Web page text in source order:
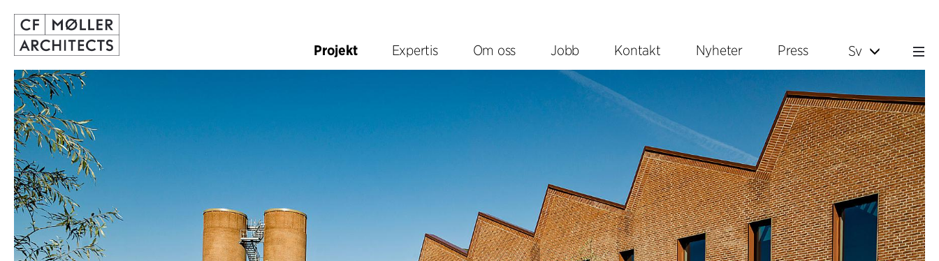
Projekt Expertis Om oss Jobb Kontakt Nyheter Press Sv